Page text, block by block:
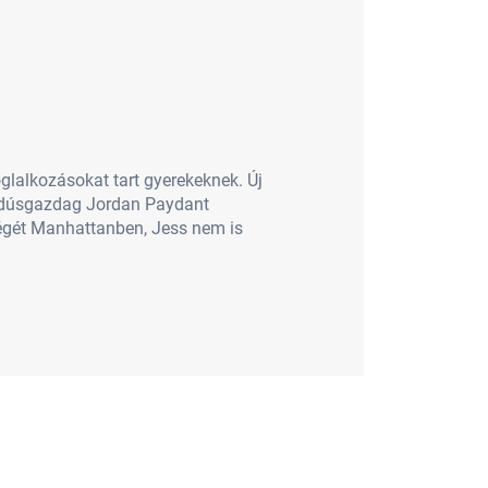
tart gyerekeknek. Új
Jordan Paydant
Manhattanben, Jess nem is